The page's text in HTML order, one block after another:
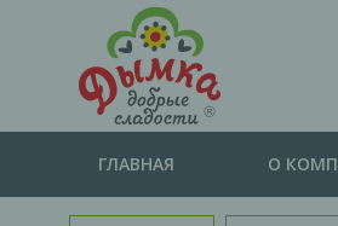
ГЛАВНАЯ О